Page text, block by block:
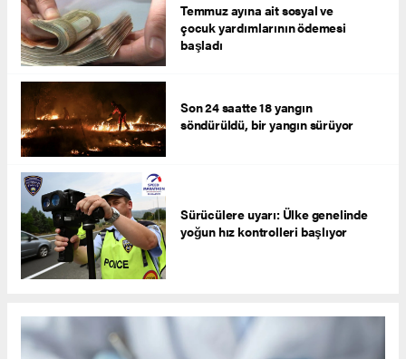
Temmuz ayına ait sosyal ve
çocuk yardımlarının ödemesi
başladı
Son 24 saatte 18 yangın
söndürüldü, bir yangın sürüyor
Sürücülere uyarı: Ülke genelinde
yoğun hız kontrolleri başlıyor